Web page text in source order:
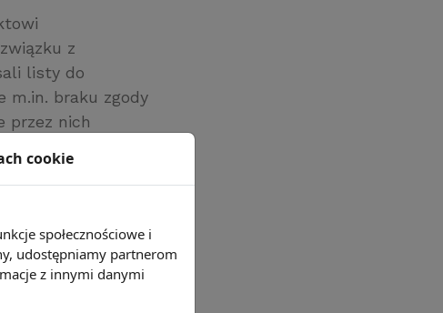
z
listy do
m.in. braku zgody
przez nich
cookie
społecznościowe i
udostępniamy partnerom
z innymi danymi